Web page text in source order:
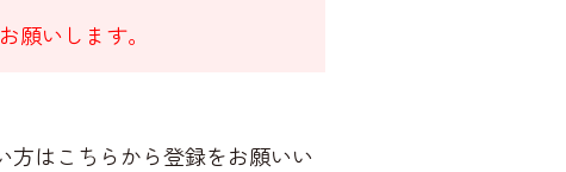
いします。
方はこちらから登録をお願いい